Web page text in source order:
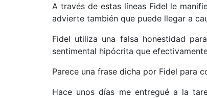
A través de estas líneas Fidel le
advierte también que puede llegar a
Fidel utiliza una falsa honestidad
sentimental hipócrita que
Parece una frase dicha por Fidel para
Hace unos días me entregué a la